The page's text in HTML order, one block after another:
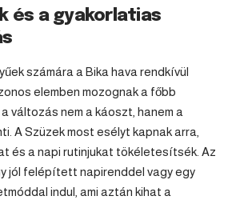
és a gyakorlatias
számára a Bika hava rendkívül
elemben mozognak a főbb
változás nem a káoszt, hanem a
A Szüzek most esélyt kapnak arra,
és a napi rutinjukat tökéletesítsék. Az
jól felépített napirenddel vagy egy
indul, ami aztán kihat a